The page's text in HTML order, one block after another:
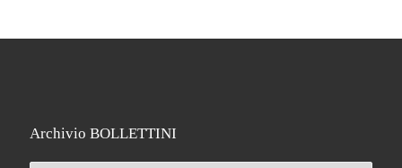
Archivio BOLLETTINI